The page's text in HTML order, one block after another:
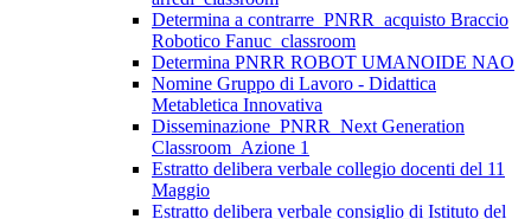
Determina a contrarre_PNRR_acquisto Braccio
Robotico Fanuc_classroom
Determina PNRR ROBOT UMANOIDE NAO
Nomine Gruppo di Lavoro - Didattica
Metabletica Innovativa
Disseminazione_PNRR_Next Generation
Classroom_Azione 1
Estratto delibera verbale collegio docenti del 11
Maggio
Estratto delibera verbale consiglio di Istituto del